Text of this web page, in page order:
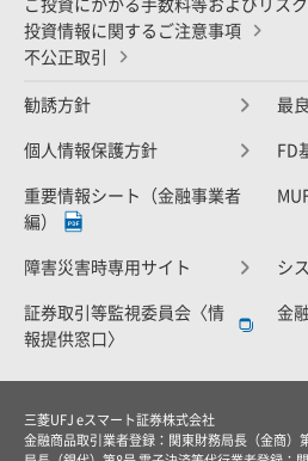
ご投資にかかる手数料等およびリス
投資情報に関するご注意事項
不公正取引
勧誘方針 最
個人情報保護方針 FD
重要情報シート（金融事業者
編）
障害災害時専用サイト シ
証券取引等監視委員会〈情
報提供窓口〉
金
三菱UFJ eスマート証券株式会社
金融商品取引業者登録：関東財務局長（金商）